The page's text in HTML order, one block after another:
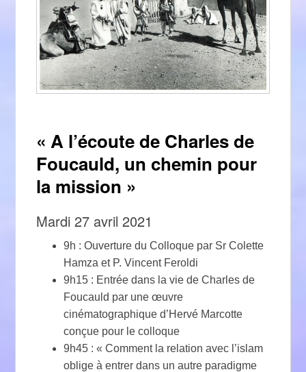
« A l’écoute de Charles de
Foucauld, un chemin pour
la mission »
Mardi 27 avril 2021
9h : Ouverture du Colloque par Sr Colette
Hamza et P. Vincent Feroldi
9h15 : Entrée dans la vie de Charles de
Foucauld par une œuvre
cinématographique d’Hervé Marcotte
conçue pour le colloque
9h45 : « Comment la relation avec l’islam
oblige à entrer dans un autre paradigme